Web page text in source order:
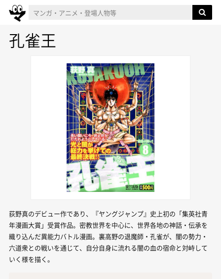
孔雀王
荻野真のデビュー作であり、『ヤングジャンプ』史上初の「集英社青
年漫画大賞」受賞作品。密教世界を中心に、世界各地の神話・伝承を
織り込んだ異能力バトル漫画。裏高野の退魔師・孔雀が、闇の勢力・
六道衆との戦いを通じて、自分自身に流れる闇の血の宿命と対峙して
いく様を描く。